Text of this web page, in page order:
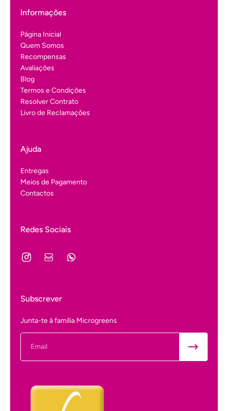
Informações
Página Inicial
Quem Somos
Recompensas
Avaliações
Blog
Termos e Condições
Resolver Contrato
Livro de Reclamações
Ajuda
Entregas
Meios de Pagamento
Contactos
Redes Sociais
Subscrever
Junta-te à família Microgreens